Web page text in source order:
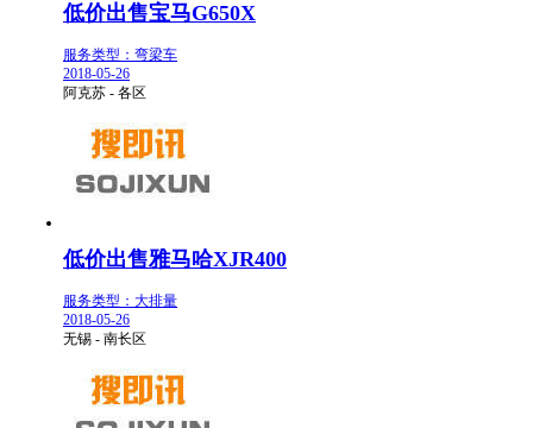
低价出售宝马G650X
服务类型：弯梁车
2018-05-26
阿克苏 - 各区
低价出售雅马哈XJR400
服务类型：大排量
2018-05-26
无锡 - 南长区